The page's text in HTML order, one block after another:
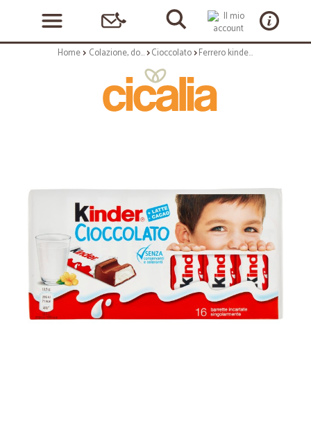
Home Colazione, dolciumi e snack Cioccolato Ferrero kinder cioccolato pz.16 gr.200